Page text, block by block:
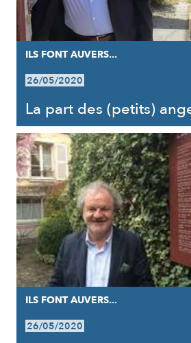
ILS FONT AUVERS...
26/05/2020
La part des (petits)
ILS FONT AUVERS...
26/05/2020